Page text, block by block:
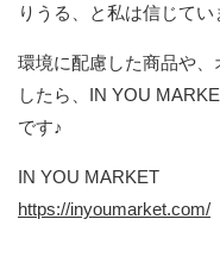
りうる、と私は信じてい
環境に配慮した商品や
したら、IN YOU
です♪
IN YOU MARKET
https://inyoumarket.com/